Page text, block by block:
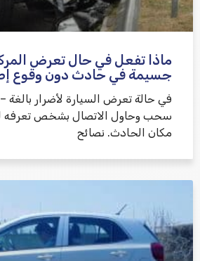
ماذا تفعل في حال تعرض
جسيمة في حادث دون وقوع
في حالة تعرض السيارة لأضرار
سحب وحاول الاتصال بشخص تعرفه
مكان الحادث. نصائح